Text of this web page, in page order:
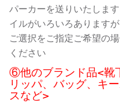
パーカーを送りいたしま
イルがいろいろあります
ご選択をご指定ご希望の
ください
⑥他のブランド品<靴
リッパ、バッグ、キ
スなど>